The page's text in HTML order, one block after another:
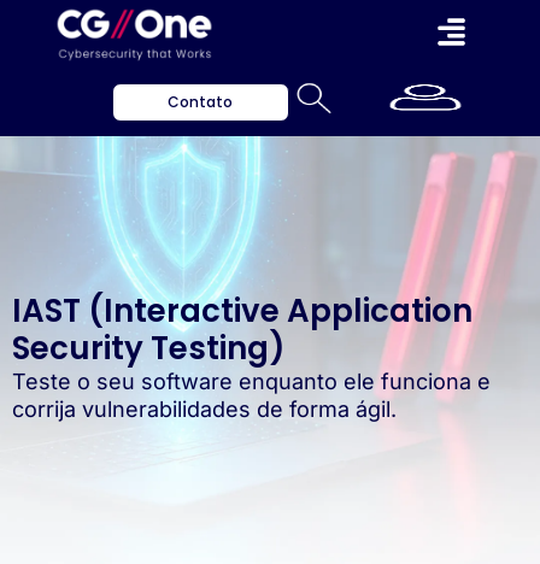
Contato
IAST (Interactive Application
Security Testing)
Teste o seu software enquanto ele funciona e
corrija vulnerabilidades de forma ágil.